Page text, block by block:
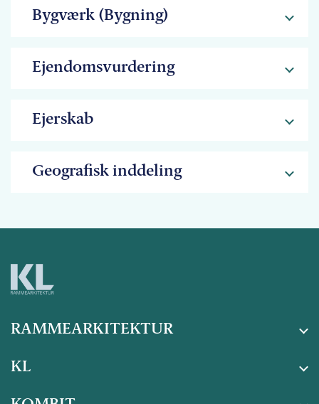
Bygværk (Bygning)
Ejendomsvurdering
Ejerskab
Geografisk inddeling
RAMMEARKITEKTUR
KL